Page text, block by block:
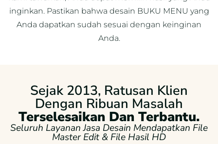
inginkan. Pastikan bahwa desain BUKU MENU yang
Anda dapatkan sudah sesuai dengan keinginan
Anda.
Sejak 2013, Ratusan Klien
Dengan Ribuan Masalah
Terselesaikan Dan Terbantu.
Seluruh Layanan Jasa Desain Mendapatkan File
Master Edit & File Hasil HD